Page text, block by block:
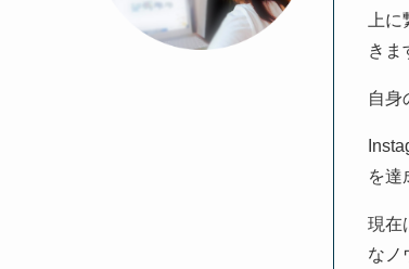
上
きま
自身
を達
現在
なノ